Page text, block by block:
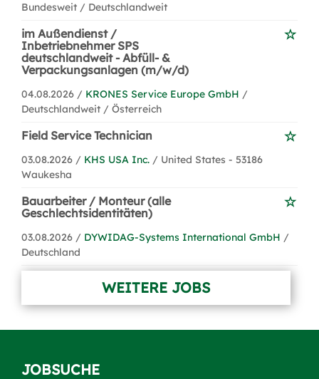
Bundesweit / Deutschlandweit
im Außendienst /
Inbetriebnehmer SPS
deutschlandweit - Abfüll- &
Verpackungsanlagen (m/w/d)
04.08.2026 / KRONES Service Europe GmbH /
Deutschlandweit / Österreich
Field Service Technician
03.08.2026 / KHS USA Inc. / United States - 53186
Waukesha
Bauarbeiter / Monteur (alle
Geschlechtsidentitäten)
03.08.2026 / DYWIDAG-Systems International GmbH /
Deutschland
WEITERE JOBS
JOBSUCHE